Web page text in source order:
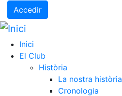
Accedir
Inici
El Club
Història
La nostra història
Cronologia